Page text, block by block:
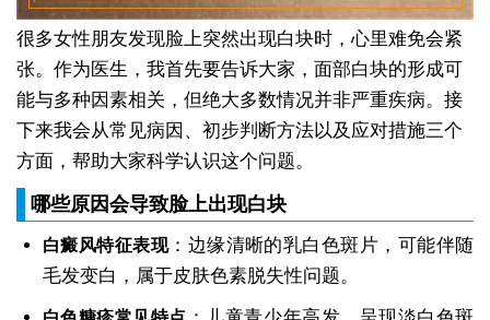
很多女性朋友发现脸上突然出现白块时，心里难免会紧
张。作为医生，我首先要告诉大家，面部白块的形成可
能与多种因素相关，但绝大多数情况并非严重疾病。接
下来我会从常见病因、初步判断方法以及应对措施三个
方面，帮助大家科学认识这个问题。
哪些原因会导致脸上出现白块
白癜风特征表现：边缘清晰的乳白色斑片，可能伴随
毛发变白，属于皮肤色素脱失性问题。